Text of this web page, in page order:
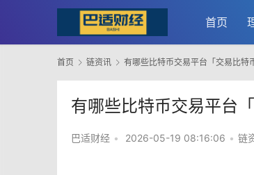
首页
首页 链资讯 有哪些比特币交易平台「交易比特
有哪些比特币交易平台
巴适财经 • 2026-05-19 08:16:06 • 链